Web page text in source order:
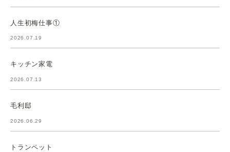
人生初梅仕事①
2026.07.19
キッチン家電
2026.07.13
毛利邸
2026.06.29
トランペット